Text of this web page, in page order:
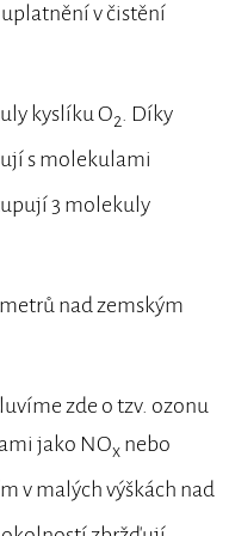
v čistění
kyslíku O2. Díky
s molekulami
3 molekuly
nad zemským
zde o tzv. ozonu
jako NOxnebo
v malých výškách nad